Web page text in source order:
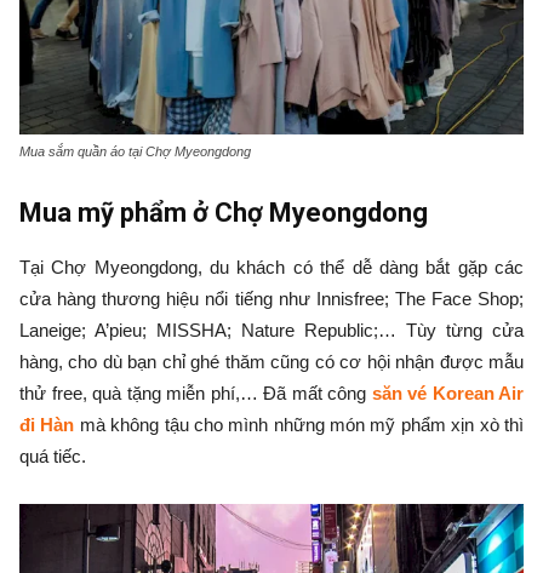
Mua sắm quần áo tại Chợ Myeongdong
Mua mỹ phẩm ở Chợ Myeongdong
Tại Chợ Myeongdong, du khách có thể dễ dàng bắt gặp các
cửa hàng thương hiệu nổi tiếng như Innisfree; The Face Shop;
Laneige; A’pieu; MISSHA; Nature Republic;… Tùy từng cửa
hàng, cho dù bạn chỉ ghé thăm cũng có cơ hội nhận được mẫu
thử free, quà tặng miễn phí,… Đã mất công săn vé Korean Air
đi Hàn mà không tậu cho mình những món mỹ phẩm xịn xò thì
quá tiếc.